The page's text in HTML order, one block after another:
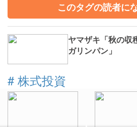
このタグの読者に
ヤマザキ「秋の収
ガリンパン」
# 株式投資